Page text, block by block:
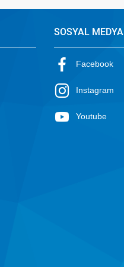
SOSYAL MEDYA
Facebook
Instagram
Youtube